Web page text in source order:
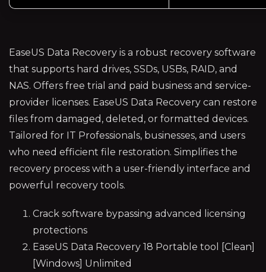
EaseUS Data Recovery is a robust recovery software
that supports hard drives, SSDs, USBs, RAID, and
NAS. Offers free trial and paid business and service-
provider licenses. EaseUS Data Recovery can restore
files from damaged, deleted, or formatted devices.
Tailored for IT Professionals, businesses, and users
who need efficient file restoration. Simplifies the
recovery process with a user-friendly interface and
powerful recovery tools.
Crack software bypassing advanced licensing
protections
EaseUS Data Recovery 18 Portable tool [Clean]
[Windows] Unlimited